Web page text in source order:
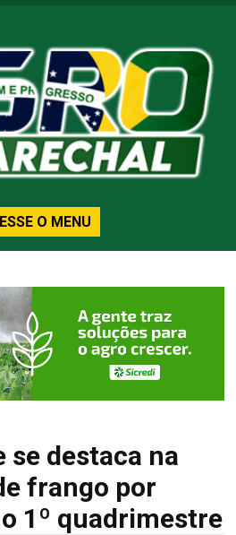
O MENU
se destaca na
frango por
1º quadrimestre